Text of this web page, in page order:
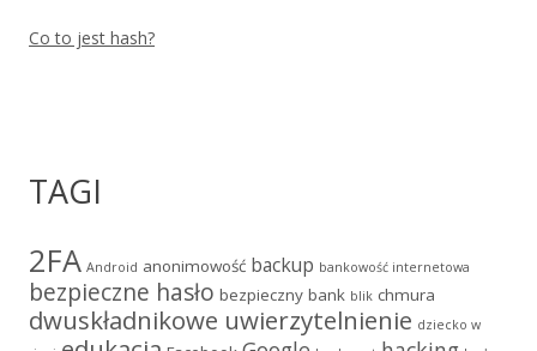
Co to jest hash?
TAGI
2FA Android anonimowość backup bankowość internetowa
bezpieczne hasło bezpieczny bank blik chmura
dwuskładnikowe uwierzytelnienie dziecko w